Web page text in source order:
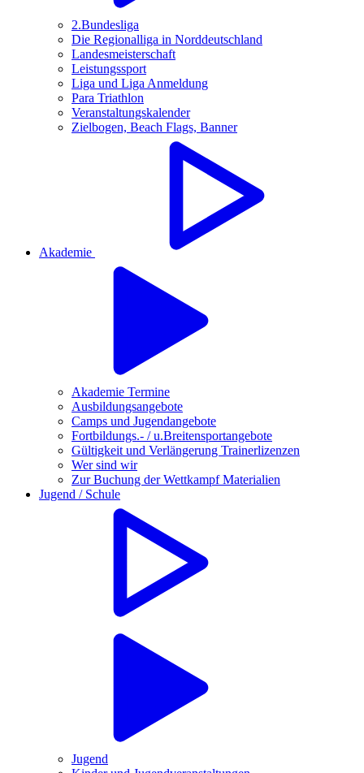
2.Bundesliga
Die Regionalliga in Norddeutschland
Landesmeisterschaft
Leistungssport
Liga und Liga Anmeldung
Para Triathlon
Veranstaltungskalender
Zielbogen, Beach Flags, Banner
Akademie
Akademie Termine
Ausbildungsangebote
Camps und Jugendangebote
Fortbildungs.- / u.Breitensportangebote
Gültigkeit und Verlängerung Trainerlizenzen
Wer sind wir
Zur Buchung der Wettkampf Materialien
Jugend / Schule
Jugend